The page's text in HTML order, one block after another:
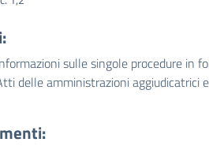
sulle singole procedure in
delle amministrazioni aggiudicatrici